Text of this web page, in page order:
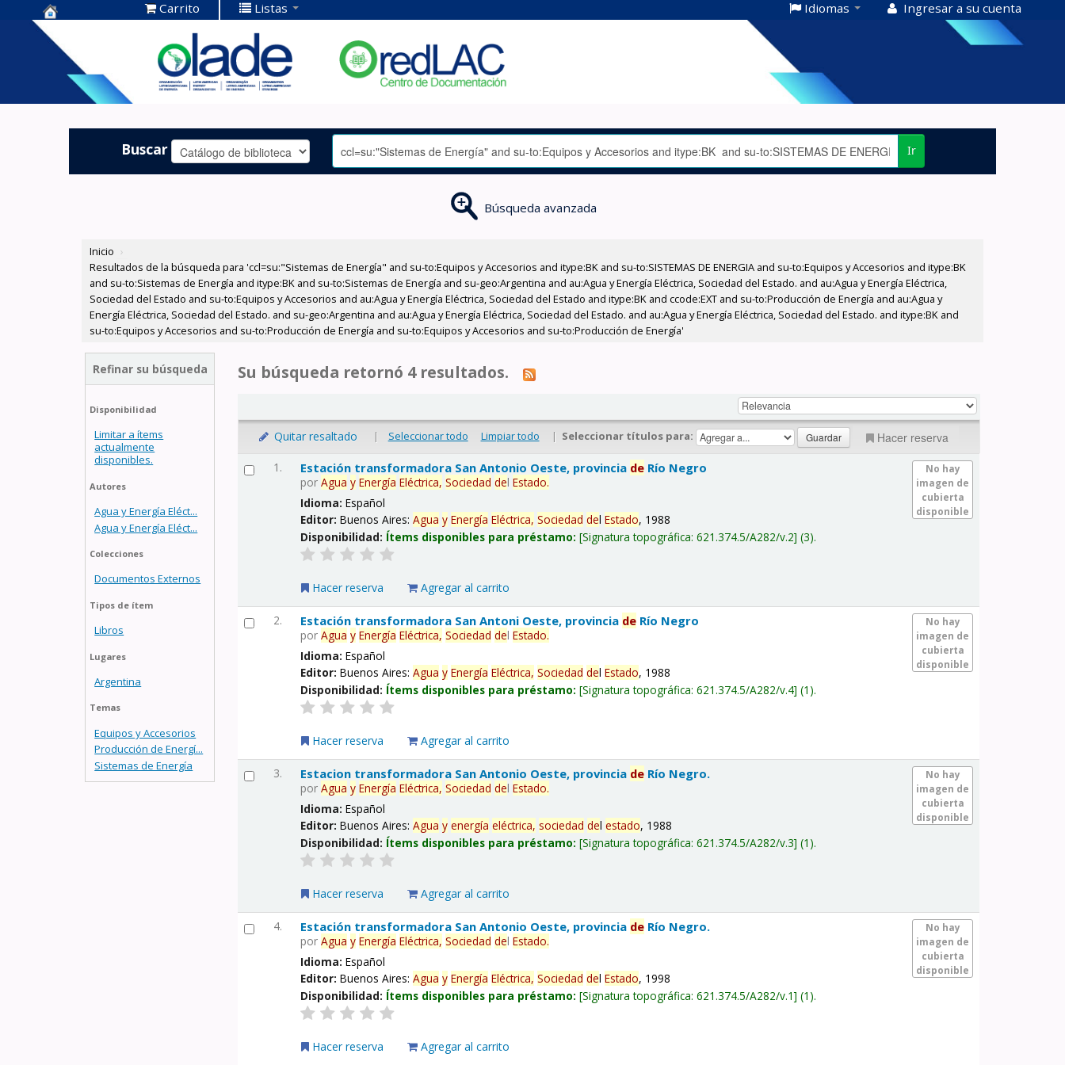
Centro de
Documentación
OLADE -
Carrito Listas Idiomas Ingresar a su cuenta
Buscar Ir
Búsqueda avanzada
Inicio ›
Resultados de la búsqueda para 'ccl=su:"Sistemas de Energía" and su-to:Equipos y Accesorios and itype:BK and su-to:SISTEMAS DE ENERGIA and su-to:Equipos y Accesorios and itype:BK
and su-to:Sistemas de Energía and itype:BK and su-to:Sistemas de Energía and su-geo:Argentina and au:Agua y Energía Eléctrica, Sociedad del Estado. and au:Agua y Energía Eléctrica,
Sociedad del Estado and su-to:Equipos y Accesorios and au:Agua y Energía Eléctrica, Sociedad del Estado and itype:BK and ccode:EXT and su-to:Producción de Energía and au:Agua y
Energía Eléctrica, Sociedad del Estado. and su-geo:Argentina and au:Agua y Energía Eléctrica, Sociedad del Estado. and au:Agua y Energía Eléctrica, Sociedad del Estado. and itype:BK and
su-to:Equipos y Accesorios and su-to:Producción de Energía and su-to:Equipos y Accesorios and su-to:Producción de Energía'
Refinar su búsqueda
Disponibilidad
Limitar a ítems
actualmente
disponibles.
Autores
Agua y Energía Eléct...
Agua y Energía Eléct...
Colecciones
Documentos Externos
Tipos de ítem
Libros
Lugares
Argentina
Temas
Equipos y Accesorios
Producción de Energí...
Sistemas de Energía
Su búsqueda retornó 4 resultados.
Quitar resaltado | Seleccionar todo Limpiar todo | Seleccionar títulos para: Hacer reserva
1.
No hay
imagen de
cubierta
disponible
Estación transformadora San Antonio Oeste, provincia de Río Negro
porAgua y Energía Eléctrica, Sociedad delEstado.
Idioma:Español
Editor:Buenos Aires:Agua y Energía Eléctrica, Sociedad delEstado, 1988
Disponibilidad: Ítems disponibles para préstamo: Signatura topográfica:621.374.5/A282/v.2 (3).
Hacer reserva Agregar al carrito
2.
No hay
imagen de
cubierta
disponible
Estación transformadora San Antoni Oeste, provincia de Río Negro
porAgua y Energía Eléctrica, Sociedad delEstado.
Idioma:Español
Editor:Buenos Aires:Agua y Energía Eléctrica, Sociedad delEstado, 1988
Disponibilidad: Ítems disponibles para préstamo: Signatura topográfica:621.374.5/A282/v.4 (1).
Hacer reserva Agregar al carrito
3.
No hay
imagen de
cubierta
disponible
Estacion transformadora San Antonio Oeste, provincia de Río Negro.
porAgua y Energía Eléctrica, Sociedad delEstado.
Idioma:Español
Editor:Buenos Aires:Agua y energía eléctrica, sociedad delestado, 1988
Disponibilidad: Ítems disponibles para préstamo: Signatura topográfica:621.374.5/A282/v.3 (1).
Hacer reserva Agregar al carrito
4.
No hay
imagen de
cubierta
disponible
Estación transformadora San Antonio Oeste, provincia de Río Negro.
porAgua y Energía Eléctrica, Sociedad delEstado.
Idioma:Español
Editor:Buenos Aires:Agua y Energía Eléctrica, Sociedad delEstado, 1998
Disponibilidad: Ítems disponibles para préstamo: Signatura topográfica:621.374.5/A282/v.1 (1).
Hacer reserva Agregar al carrito